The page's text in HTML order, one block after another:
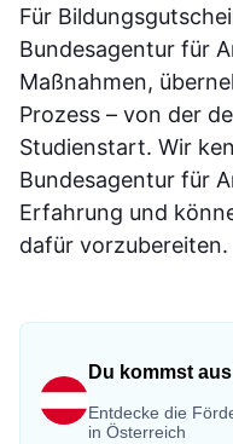
Für
Bundesagentur für
Maßnahmen,
Prozess – von der
Studienstart. Wir
Bundesagentur für
Erfahrung und
dafür vorzubereiten.
Du kommst
Entdecke die
in Österreich